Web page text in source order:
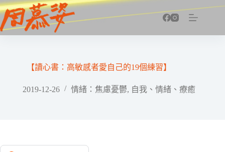
跳
至
主
【讀心書：高敏感者愛自己的19個練習】
2019-12-26 情緒：焦慮憂鬱, 自我、情緒、療癒